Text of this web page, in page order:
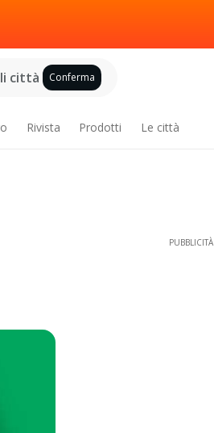
città Conferma
Rivista Prodotti Le città
PUBBLICITÀ